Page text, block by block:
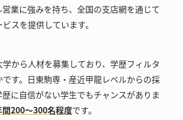
営業に強みを持ち、全国の支店網を通じて
スを提供しています。
から人材を募集しており、学歴フィルタ
す。日東駒専・産近甲龍レベルからの採
に自信がない学生でもチャンスがありま
間200～300名程度です。